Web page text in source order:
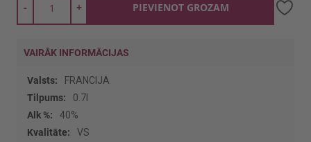
+
- PIEVIENOT GROZAM
VAIRĀK INFORMĀCIJAS
Vairāk
informācijas
FRANCIJA
0.7l
40%
VS